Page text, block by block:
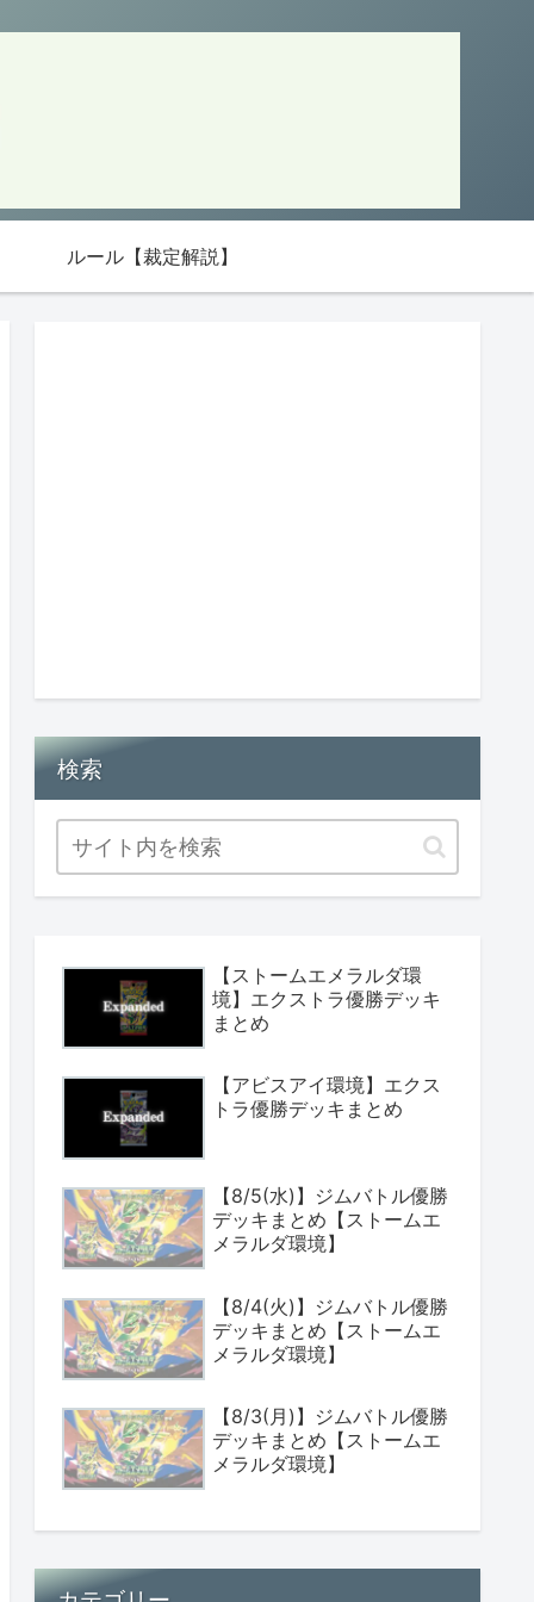
ルール【裁定解説】
検索
【ストームエメラルダ環
境】エクストラ優勝デッキ
まとめ
【アビスアイ環境】エクス
トラ優勝デッキまとめ
【8/5(水)】ジムバトル優勝
デッキまとめ【ストームエ
メラルダ環境】
【8/4(火)】ジムバトル優勝
デッキまとめ【ストームエ
メラルダ環境】
【8/3(月)】ジムバトル優勝
デッキまとめ【ストームエ
メラルダ環境】